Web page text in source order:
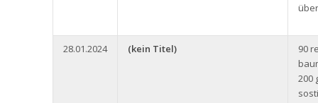
28.01.2024 (kein Titel)
90
200